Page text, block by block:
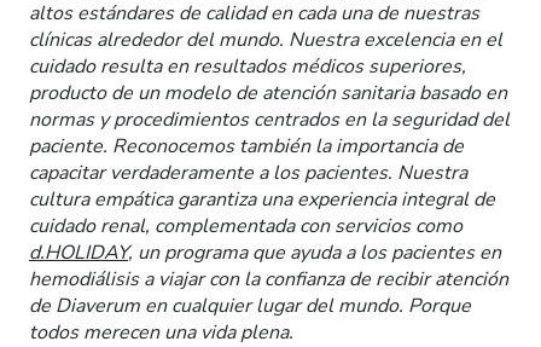
altos estándares de calidad en cada una de nuestras
clínicas alrededor del mundo. Nuestra excelencia en el
cuidado resulta en resultados médicos superiores,
producto de un modelo de atención sanitaria basado en
normas y procedimientos centrados en la seguridad del
paciente. Reconocemos también la importancia de
capacitar verdaderamente a los pacientes. Nuestra
cultura empática garantiza una experiencia integral de
cuidado renal, complementada con servicios como
d.HOLIDAY, un programa que ayuda a los pacientes en
hemodiálisis a viajar con la confianza de recibir atención
de Diaverum en cualquier lugar del mundo. Porque
todos merecen una vida plena.